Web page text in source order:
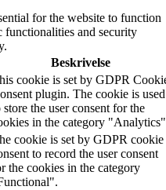
for the website to function
functionalities and security
Beskrivelse
cookie is set by GDPR
plugin. The cookie is used
store the user consent for the
in the category
cookie is set by GDPR cookie
to record the user consent
the cookies in the category